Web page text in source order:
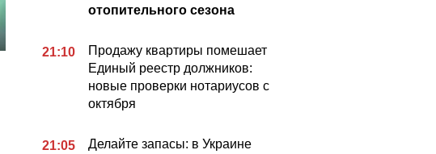
отопительного сезона
21:10
Продажу квартиры помешает
Единый реестр должников:
новые проверки нотариусов с
октября
21:05
Делайте запасы: в Украине